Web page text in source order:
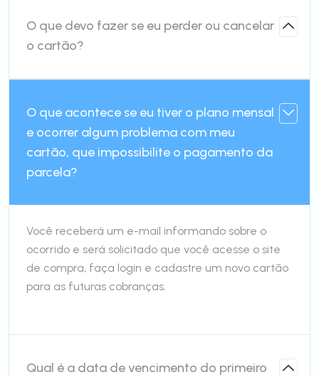
O que devo fazer se eu perder ou cancelar
o cartão?
O que acontece se eu tiver o plano mensal
e ocorrer algum problema com meu
cartão, que impossibilite o pagamento da
parcela?
Você receberá um e-mail informando sobre o
ocorrido e será solicitado que você acesse o site
de compra, faça login e cadastre um novo cartão
para as futuras cobranças.
Qual é a data de vencimento do primeiro